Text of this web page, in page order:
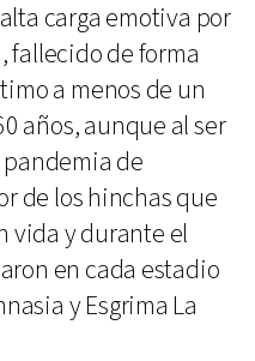
carga emotiva por
fallecido de forma
a menos de un
años, aunque al ser
de
de los hinchas que
vida y durante el
en cada estadio
y Esgrima La